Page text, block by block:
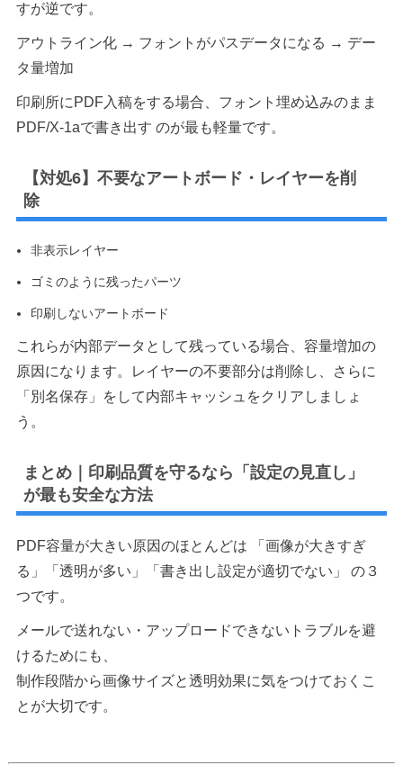
すが逆です。
アウトライン化 → フォントがパスデータになる → デー
タ量増加
印刷所にPDF入稿をする場合、フォント埋め込みのまま
PDF/X-1aで書き出す のが最も軽量です。
【対処6】不要なアートボード・レイヤーを削
除
非表示レイヤー
ゴミのように残ったパーツ
印刷しないアートボード
これらが内部データとして残っている場合、容量増加の
原因になります。レイヤーの不要部分は削除し、さらに
「別名保存」をして内部キャッシュをクリアしましょ
う。
まとめ｜印刷品質を守るなら「設定の見直し」
が最も安全な方法
PDF容量が大きい原因のほとんどは 「画像が大きすぎ
る」「透明が多い」「書き出し設定が適切でない」 の３
つです。
メールで送れない・アップロードできないトラブルを避
けるためにも、
制作段階から画像サイズと透明効果に気をつけておくこ
とが大切です。